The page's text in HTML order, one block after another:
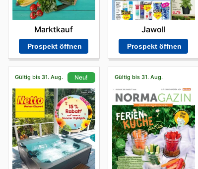
Marktkauf
Prospekt öffnen
Jawoll
Prospekt öffnen
Gültig bis 31. Aug. Neu! Gültig bis 31. Aug.